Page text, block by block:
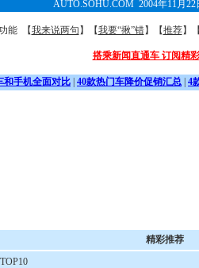
AUTO.SOHU.COM 2004年11月
能 【我来说两句 】【我要“揪”错】【推荐】
搭乘新闻直通车 订阅精
和手机全面对比 40款热门车降价促销汇总 4
精彩推荐